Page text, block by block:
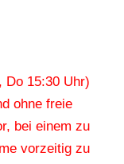
Do 15:30 Uhr)
ohne freie
bei einem zu
vorzeitig zu